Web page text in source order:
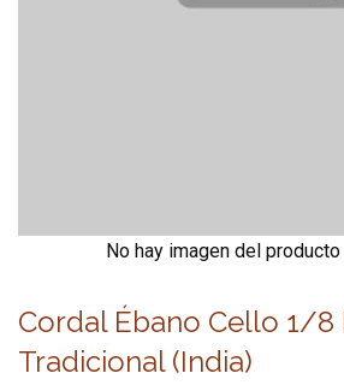
No hay imagen del
Cordal Ébano Cello 1/
Tradicional (India)